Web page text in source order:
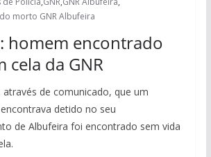
morto GNR Albufeira
homem encontrado
cela da GNR
através de comunicado, que um
detido no seu
de Albufeira foi encontrado sem vida